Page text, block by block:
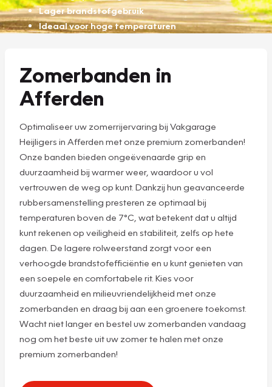
Lager brandstofgebruik
Ideaal voor hoge temperaturen
Zomerbanden in
Afferden
Optimaliseer uw zomerrijervaring bij Vakgarage
Heijligers in Afferden met onze premium zomerbanden!
Onze banden bieden ongeëvenaarde grip en
duurzaamheid bij warmer weer, waardoor u vol
vertrouwen de weg op kunt. Dankzij hun geavanceerde
rubbersamenstelling presteren ze optimaal bij
temperaturen boven de 7°C, wat betekent dat u altijd
kunt rekenen op veiligheid en stabiliteit, zelfs op hete
dagen. De lagere rolweerstand zorgt voor een
verhoogde brandstofefficiëntie en u kunt genieten van
een soepele en comfortabele rit. Kies voor
duurzaamheid en milieuvriendelijkheid met onze
zomerbanden en draag bij aan een groenere toekomst.
Wacht niet langer en bestel uw zomerbanden vandaag
nog om het beste uit uw zomer te halen met onze
premium zomerbanden!